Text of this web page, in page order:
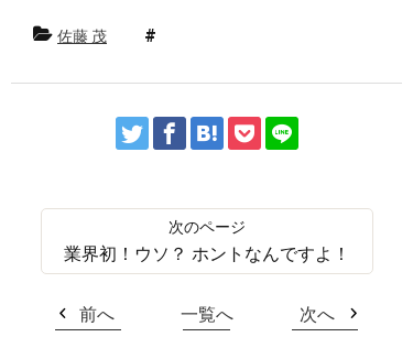
佐藤 茂
業界初！ウソ？ ホントなんですよ！
前へ 一覧へ 次へ